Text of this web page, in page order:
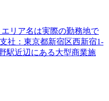
リア名は実際の勤務地で
社：東京都新宿区西新宿1-
駅近辺にある大型商業施